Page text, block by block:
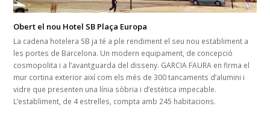
Obert el nou Hotel SB Plaça Europa
La cadena hotelera SB ja té a ple rendiment el seu nou establiment a
les portes de Barcelona. Un modern equipament, de concepció
cosmopolita i a l’avantguarda del disseny. GARCIA FAURA en firma el
mur cortina exterior així com els més de 300 tancaments d’alumini i
vidre que presenten una línia sòbria i d’estètica impecable.
L’establiment, de 4 estrelles, compta amb 245 habitacions.